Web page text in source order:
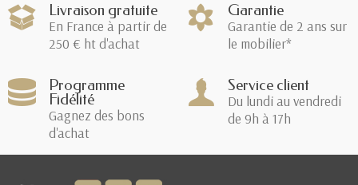
Livraison gratuite
En France à partir de
250 € ht d'achat
Garantie
Garantie de 2 ans sur
le mobilier*
Programme
Fidélité
Gagnez des bons
d'achat
Service client
Du lundi au vendredi
de 9h à 17h